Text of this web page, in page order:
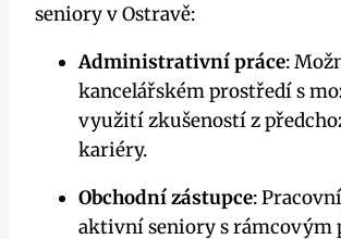
seniory v Ostravě:
Administrativní práce:
kancelářském prostředí s
využití zkušeností z
kariéry.
Obchodní zástupce:
aktivní seniory s rámcovým